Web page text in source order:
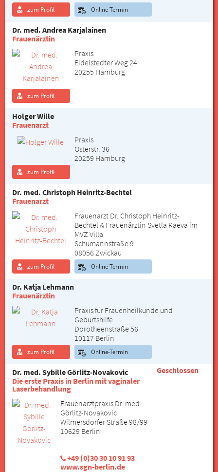
zum Profil Online-Termin
Dr. med. Andrea Karjalainen
Frauenärztin
Praxis
Eidelstedter Weg 24
20255 Hamburg
zum Profil
Holger Wille
Frauenarzt
Praxis
Osterstr. 36
20259 Hamburg
zum Profil
Dr. med. Christoph Heinritz-Bechtel
Frauenarzt
Frauenarzt Dr. Christoph Heinritz-
Bechtel & Frauenärztin Svetla Raeva im
MVZ Villa
Schumannstraße 9
08056 Zwickau
zum Profil Online-Termin
Dr. Katja Lehmann
Frauenärztin
Praxis für Frauenheilkunde und
Geburtshilfe
Dorotheenstraße 56
10117 Berlin
zum Profil Online-Termin
Dr. med. Sybille Görlitz-Novakovic
Die erste Praxis in Berlin mit vaginaler
Laserbehandlung
Frauenarztpraxis Dr. med.
Görlitz-Novakovic
Wilmersdorfer Straße 98/99
10629 Berlin
+49 (0)30 30 10 91 93
www.sgn-berlin.de
Geschlossen